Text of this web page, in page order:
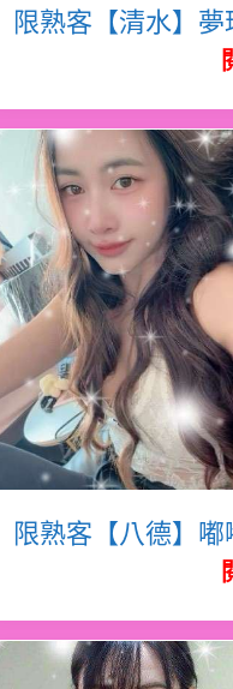
限熟客【清水】夢
限熟客【八德】嘟